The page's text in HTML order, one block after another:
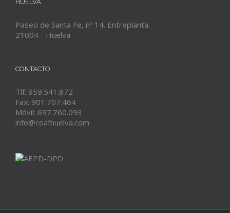
HUELVA
Paseo de Santa Fe, nº 14. Entreplanta.
21004 - Huelva
CONTACTO
Tlf: 959.541.872
Fax: 901.707.464
Móvil: 697.760.093
info@coafhuelva.com